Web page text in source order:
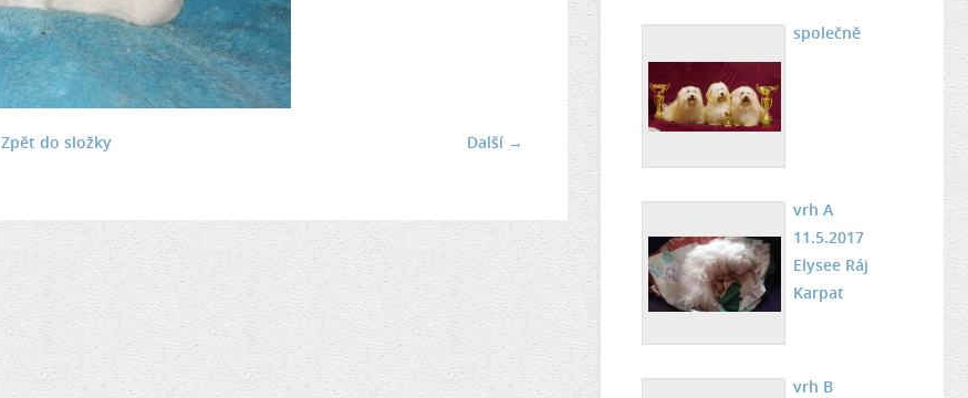
Další →
Zpět do složky
společně
vrh A
11.5.2017
Elysee Ráj
Karpat
vrh B